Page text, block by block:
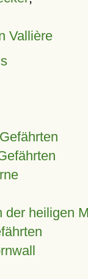
Vallière
der heiligen